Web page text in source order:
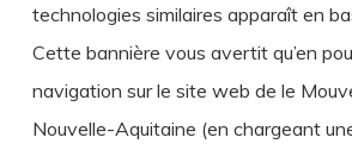
technologies similaires apparaît en
Cette bannière vous avertit qu’en
navigation sur le site web de le
Nouvelle-Aquitaine (en chargeant